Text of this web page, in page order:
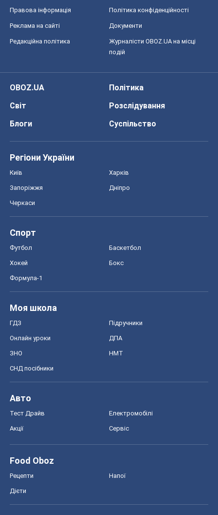
Правова інформація Політика конфіденційності
Реклама на сайті Документи
Редакційна політика
Журналісти OBOZ.UA на місці
подій
OBOZ.UA
Політика
Світ
Розслідування
Блоги
Суспільство
Регіони України
Київ Харків
Запоріжжя Дніпро
Черкаси
Спорт
Футбол Баскетбол
Хокей Бокс
Формула-1
Моя школа
ГДЗ Підручники
Онлайн уроки ДПА
ЗНО НМТ
СНД посібники
Авто
Тест Драйв Електромобілі
Акції Сервіс
Food Oboz
Рецепти Напої
Дієти